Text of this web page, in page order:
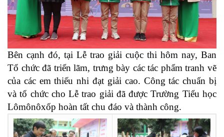
Bên cạnh đó, tại Lễ trao giải cuộc thi hôm nay, Ban
Tổ chức đã triển lãm, trưng bày các tác phẩm tranh vẽ
của các em thiếu nhi đạt giải cao. Công tác chuẩn bị
và tổ chức cho Lễ trao giải đã được Trường Tiểu học
Lômônôxốp hoàn tất chu đáo và thành công.